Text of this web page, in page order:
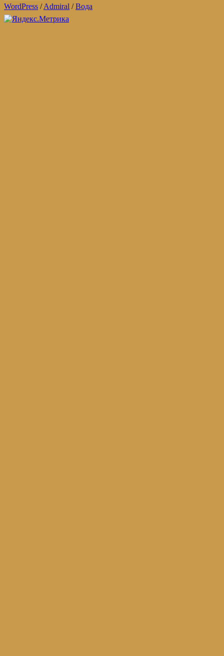
WordPress /Admiral /Вода